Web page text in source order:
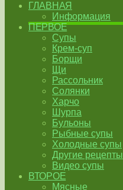
ГЛАВНАЯ
Информация
ПЕРВОЕ
Супы
Крем-суп
Борщи
Щи
Рассольник
Солянки
Харчо
Шурпа
Бульоны
Рыбные супы
Холодные супы
Другие рецепты
Видео супы
ВТОРОЕ
Мясные